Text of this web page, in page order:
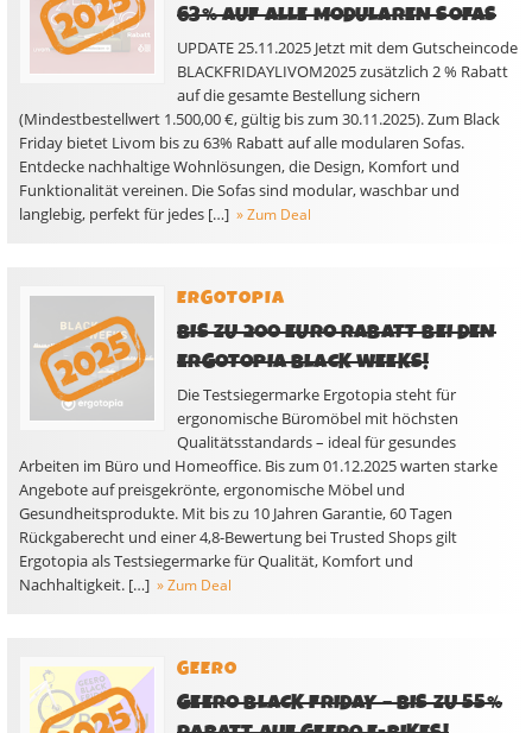
63% AUF ALLE MODULAREN SOFAS
UPDATE 25.11.2025 Jetzt mit dem Gutscheincode
BLACKFRIDAYLIVOM2025 zusätzlich 2 % Rabatt
auf die gesamte Bestellung sichern
(Mindestbestellwert 1.500,00 €, gültig bis zum 30.11.2025). Zum Black
Friday bietet Livom bis zu 63% Rabatt auf alle modularen Sofas.
Entdecke nachhaltige Wohnlösungen, die Design, Komfort und
Funktionalität vereinen. Die Sofas sind modular, waschbar und
langlebig, perfekt für jedes […] » Zum Deal
ERGOTOPIA
BIS ZU 200 EURO RABATT BEI DEN
ERGOTOPIA BLACK WEEKS!
Die Testsiegermarke Ergotopia steht für
ergonomische Büromöbel mit höchsten
Qualitätsstandards – ideal für gesundes
Arbeiten im Büro und Homeoffice. Bis zum 01.12.2025 warten starke
Angebote auf preisgekrönte, ergonomische Möbel und
Gesundheitsprodukte. Mit bis zu 10 Jahren Garantie, 60 Tagen
Rückgaberecht und einer 4,8-Bewertung bei Trusted Shops gilt
Ergotopia als Testsiegermarke für Qualität, Komfort und
Nachhaltigkeit. […] » Zum Deal
GEERO
GEERO BLACK FRIDAY – BIS ZU 55%